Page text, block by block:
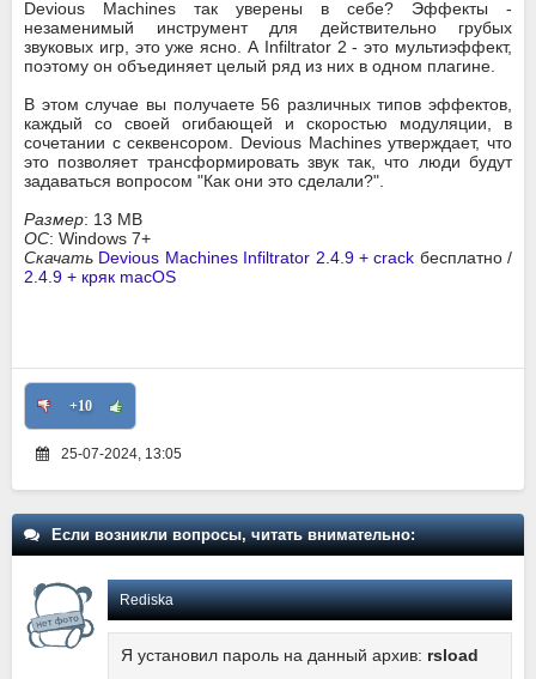
Devious Machines так уверены в себе? Эффекты -
незаменимый инструмент для действительно грубых
звуковых игр, это уже ясно. А Infiltrator 2 - это мультиэффект,
поэтому он объединяет целый ряд из них в одном плагине.
В этом случае вы получаете 56 различных типов эффектов,
каждый со своей огибающей и скоростью модуляции, в
сочетании с секвенсором. Devious Machines утверждает, что
это позволяет трансформировать звук так, что люди будут
задаваться вопросом "Как они это сделали?".
Размер: 13 MB
ОС: Windows 7+
Скачать Devious Machines Infiltrator 2.4.9 + crack бесплатно /
2.4.9 + кряк macOS
+10
25-07-2024, 13:05
Если возникли вопросы, читать внимательно:
Rediska
Я установил пароль на данный архив: rsload